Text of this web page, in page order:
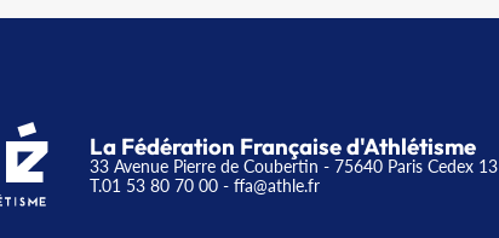
La Fédération Française d'Athlétisme
33 Avenue Pierre de Coubertin - 75640 Paris Cedex 13
T.01 53 80 70 00 - ffa@athle.fr